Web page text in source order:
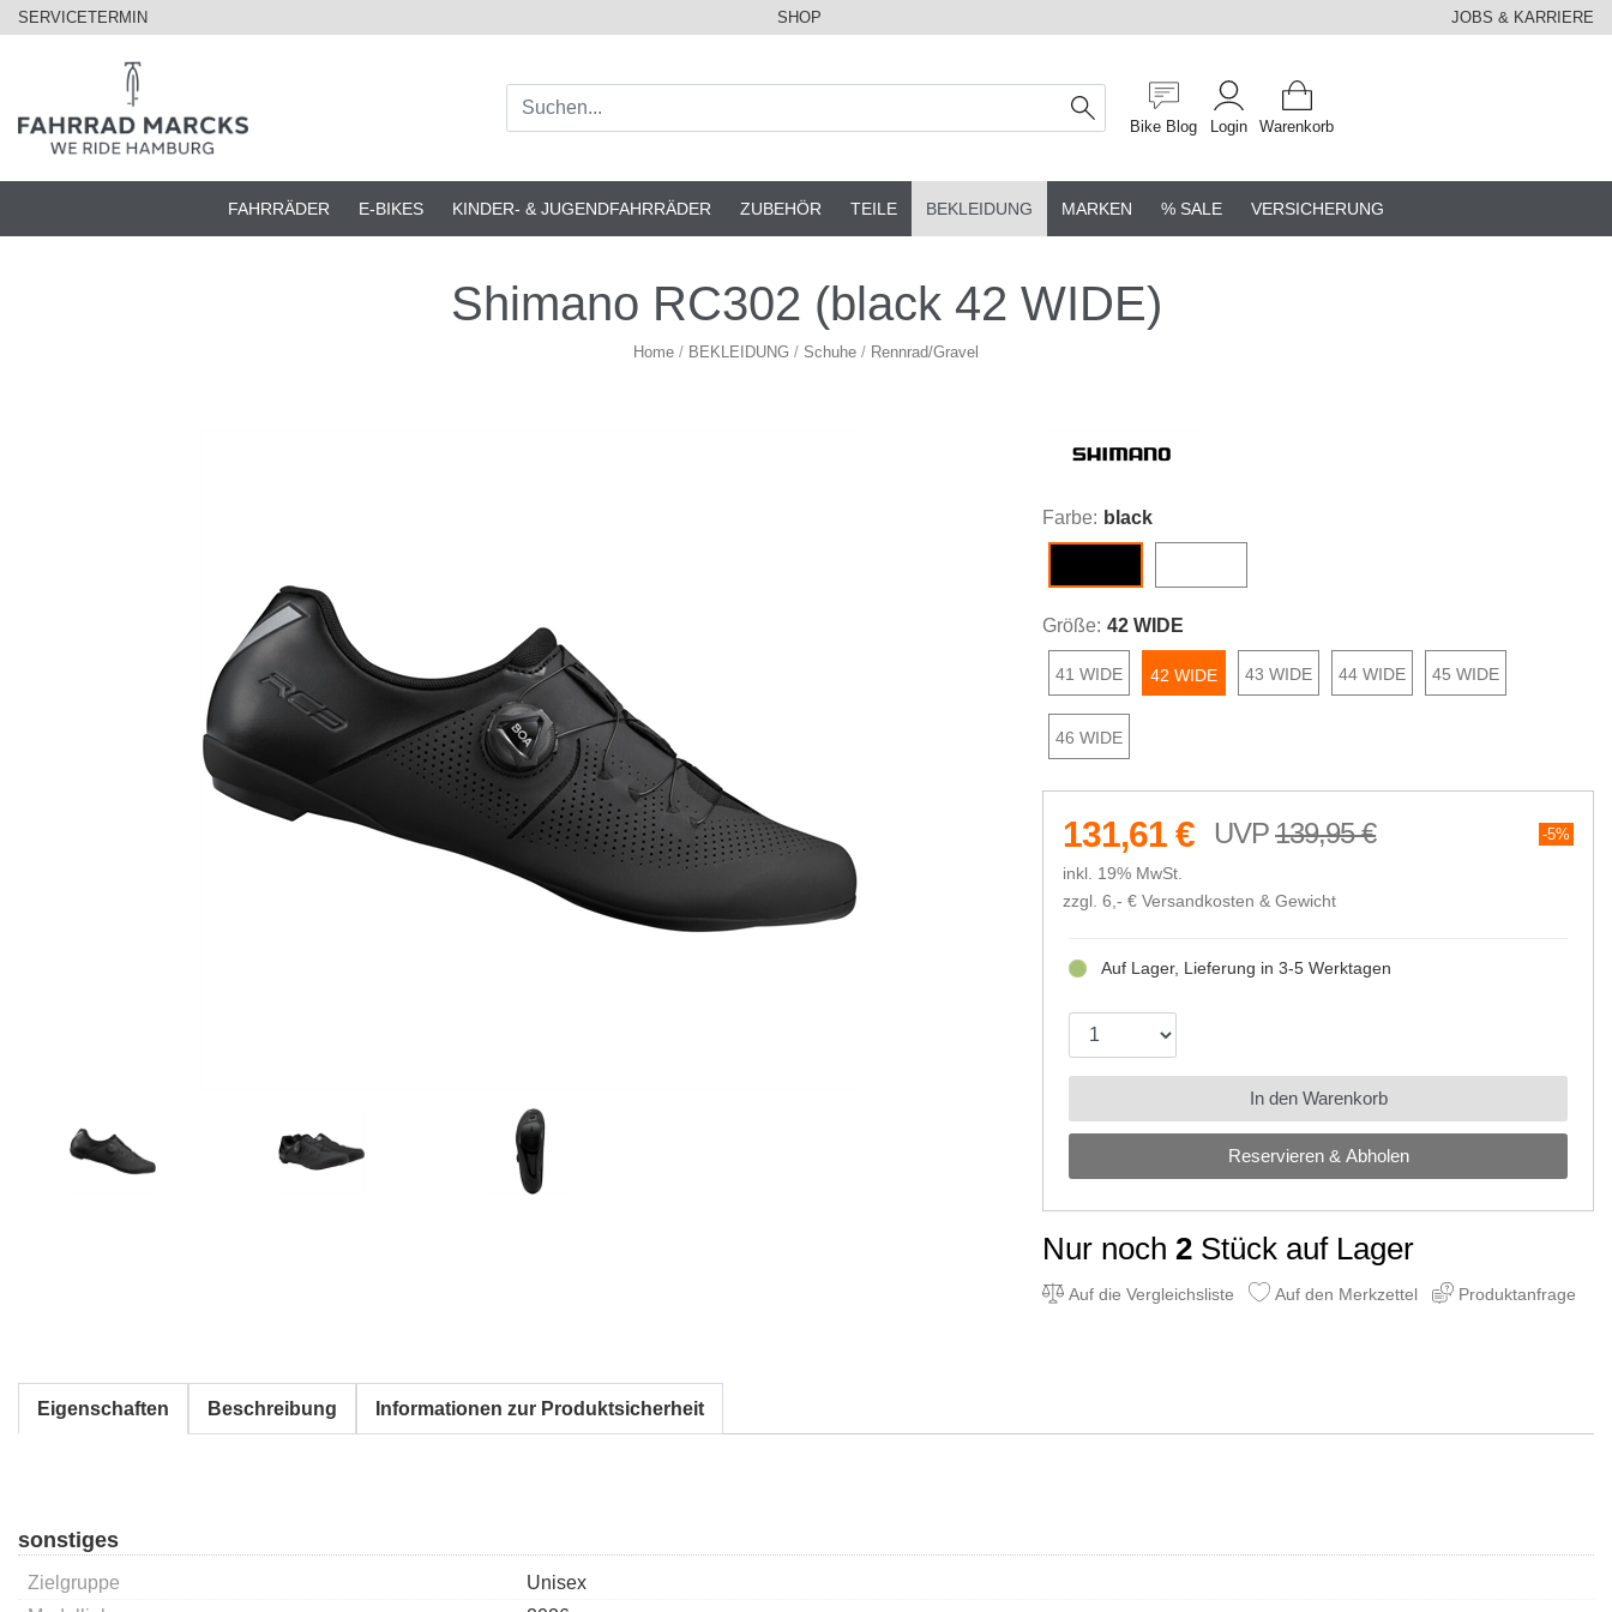
SERVICETERMIN SHOP JOBS & KARRIERE
Bike Blog Login Warenkorb
FAHRRÄDER E-BIKES KINDER- & JUGENDFAHRRÄDER ZUBEHÖR TEILE BEKLEIDUNG MARKEN % SALE VERSICHERUNG
Shimano RC302 (black 42 WIDE)
Home / BEKLEIDUNG / Schuhe / Rennrad/Gravel
Farbe: black
Größe: 42 WIDE
41 WIDE 42 WIDE 43 WIDE 44 WIDE 45 WIDE
46 WIDE
139,95 € 5%
131,61 €
inkl. 19% MwSt.
zzgl. 6,- € Versandkosten & Gewicht
Reservieren & Abholen
Auf Lager, Lieferung in 3-5 Werktagen
In den Warenkorb
Nur noch 2 Stück auf Lager
Auf die Vergleichsliste Auf den Merkzettel Produktanfrage
Eigenschaften Beschreibung Informationen zur Produktsicherheit
sonstiges
Zielgruppe
Unisex